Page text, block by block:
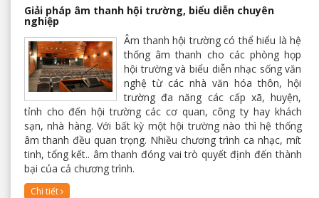
Giải pháp âm thanh hội trường, biểu diễn chuyên
nghiệp
Âm thanh hội trường có thể hiểu là hệ
thống âm thanh cho các phòng họp
hội trường và biểu diễn nhạc sống văn
nghệ từ các nhà văn hóa thôn, hội
trường đa năng các cấp xã, huyện,
tỉnh cho đến hội trường các cơ quan, công ty hay khách
sạn, nhà hàng. Với bất kỳ một hội trường nào thì hệ thống
âm thanh đều quan trọng. Nhiều chương trình ca nhạc, mít
tinh, tổng kết.. âm thanh đóng vai trò quyết định đến thành
bại của cả chương trình.
Chi tiết